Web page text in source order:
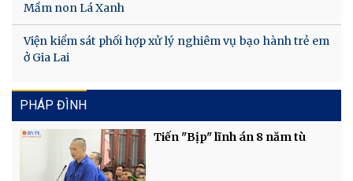
Mầm non Lá Xanh
Viện kiểm sát phối hợp xử lý nghiêm vụ bạo hành trẻ em
ở Gia Lai
PHÁP ĐÌNH
Tiến "Bịp" lĩnh án 8 năm tù